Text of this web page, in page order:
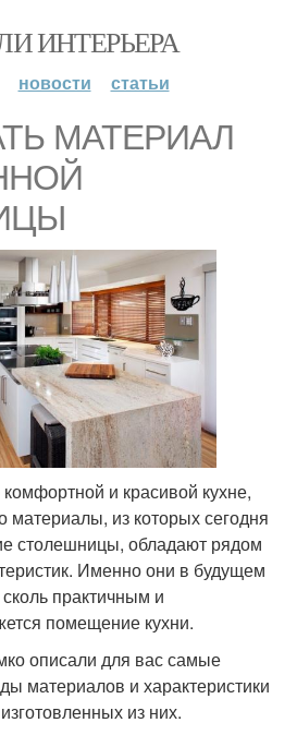
ИНТЕРЬЕРА
новости статьи
МАТЕРИАЛ
и красивой кухне,
материалы, из которых сегодня
столешницы, обладают рядом
Именно они в будущем
практичным и
помещение кухни.
описали для вас самые
материалов и характеристики
из них.